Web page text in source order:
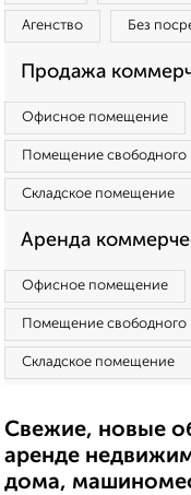
Агенство Без
Продажа
Офисное помещение
Помещение свободного
Складское помещение
Аренда
Офисное помещение
Помещение свободного
Складское помещение
Свежие, новые
аренде
дома,